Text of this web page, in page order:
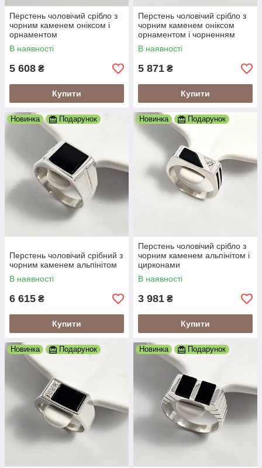
Перстень чоловічий срібло з
чорним каменем оніксом і
орнаментом
В наявності
5 608 ₴
Купити
Перстень чоловічий срібло з
чорним каменем оніксом
орнаментом і чорненням
В наявності
5 871 ₴
Купити
Новинка Подарунок
Перстень чоловічий срібний з
чорним каменем альпінітом
В наявності
6 615 ₴
Купити
Новинка Подарунок
Перстень чоловічий срібло з
чорним каменем альпінітом і
цирконами
В наявності
3 981 ₴
Купити
Новинка Подарунок Новинка Подарунок